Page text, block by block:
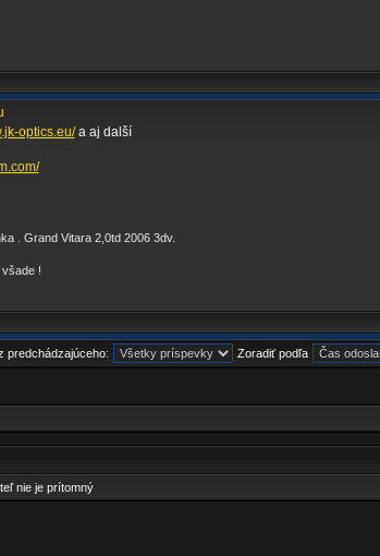
optics.eu/a aj další
. Grand Vitara 2,0td 2006 3dv.
!
predchádzajúceho: Zoradiť podľa
nie je prítomný